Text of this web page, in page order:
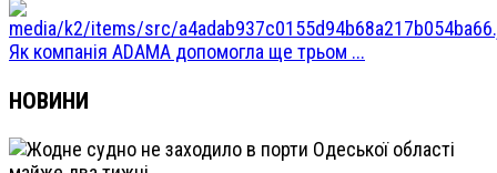
Як компанія ADAMA допомогла ще трьом ...
НОВИНИ